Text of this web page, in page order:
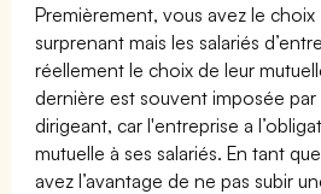
Premièrement, vous avez le choix
surprenant mais les salariés
réellement le choix de leur
dernière est souvent imposée par
dirigeant, car l'entreprise a
mutuelle à ses salariés. En tant
avez l’avantage de ne pas subir